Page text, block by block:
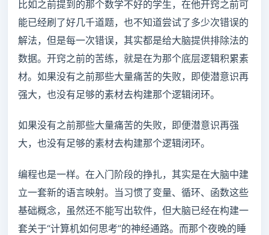
比如之前提到的那个数学不好的学生，在他开窍之前可
能已经刷了好几千道题，也不知道尝试了多少次错误的
解法，但是每一次错误，其实都是给大脑提供排除法的
数据。开窍之前的苦练，就是在为那个底层逻辑积累素
材。如果没有之前那些大量痛苦的失败，即使潜意识再
强大，也没有足够的素材去构建那个逻辑闭环。
如果没有之前那些大量痛苦的失败，即便潜意识再强
大，也没有足够的素材去构建那个逻辑闭环。
编程也是一样。在入门阶段的挣扎，其实是在大脑中建
立一套新的语言映射。当习惯了变量、循环、函数这些
基础概念，虽然还不能写出软件，但大脑已经在构建一
套关于“计算机如何思考”的神经通路。而那个夜晚的睡